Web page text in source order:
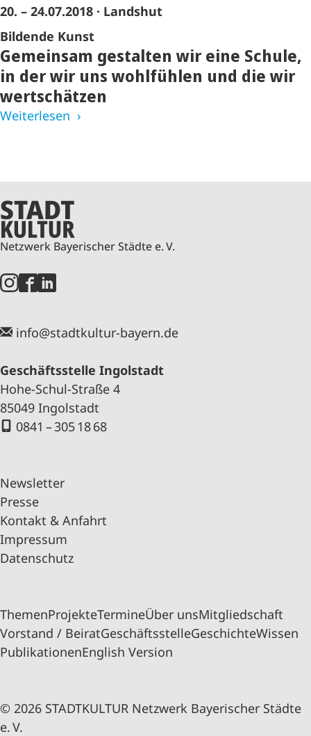
20. – 24.07.2018 · Landshut
Bildende Kunst
Gemeinsam gestalten wir eine Schule,
in der wir uns wohlfühlen und die wir
wertschätzen
Weiterlesen
Netzwerk Bayerischer Städte e. V.
info@stadtkultur-bayern.de
Geschäftsstelle Ingolstadt
Hohe-Schul-Straße 4
85049 Ingolstadt
0841 – 305 18 68
Newsletter
Presse
Kontakt & Anfahrt
Impressum
Datenschutz
ThemenProjekteTermineÜber unsMitgliedschaft
Vorstand / BeiratGeschäftsstelleGeschichteWissen
PublikationenEnglish Version
© 2026 STADTKULTUR Netzwerk Bayerischer Städte
e. V.